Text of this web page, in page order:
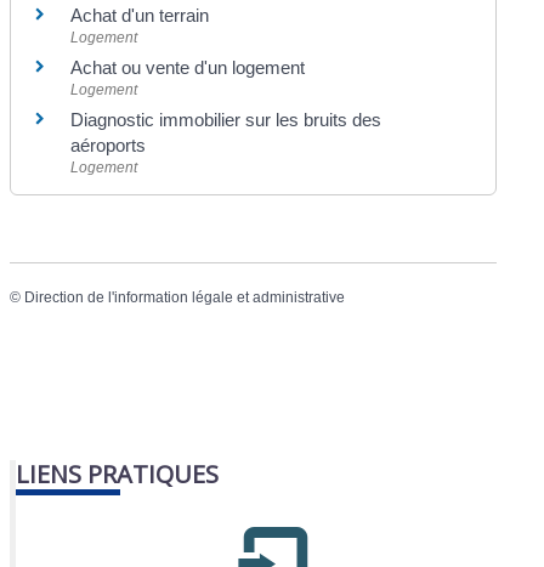
Achat d'un terrain
Logement
Achat ou vente d'un logement
Logement
Diagnostic immobilier sur les bruits des
aéroports
Logement
© Direction de l'information légale et administrative
LIENS PRATIQUES